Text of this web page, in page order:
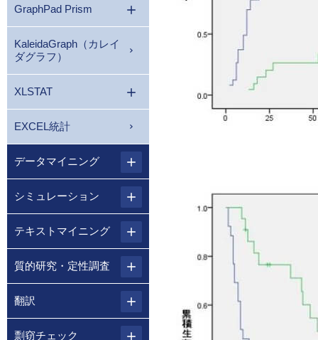
GraphPad Prism
KaleidaGraph（カレイ
ダグラフ）
XLSTAT
EXCEL統計
データマイニング
シミュレーション
テキストマイニング
質的研究・定性調査
翻訳
剽窃チェック